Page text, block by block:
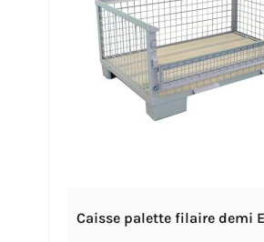
Caisse palette filaire demi